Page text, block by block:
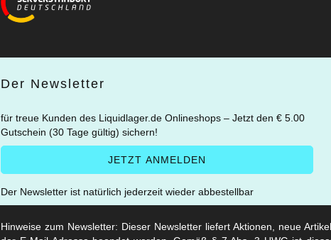
Der Newsletter
für treue Kunden des Liquidlager.de Onlineshops – Jetzt den € 5.00
Gutschein (30 Tage gültig) sichern!
Der Newsletter ist natürlich jederzeit wieder abbestellbar
Hinweise zum Newsletter: Dieser Newsletter liefert Aktionen, neue